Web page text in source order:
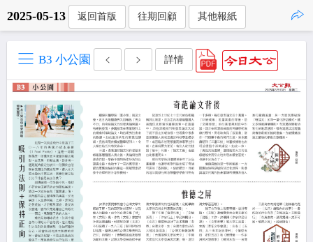
2025-05-13 返回首版 往期回顧 其他報紙
B3 小公園 詳情